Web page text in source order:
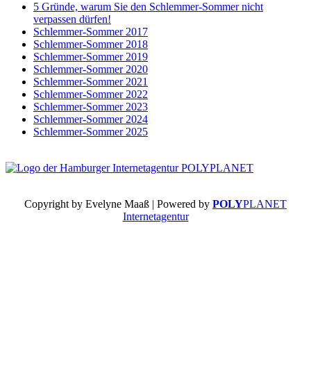
5 Gründe, warum Sie den Schlemmer-Sommer nicht
verpassen dürfen!
Schlemmer-Sommer 2017
Schlemmer-Sommer 2018
Schlemmer-Sommer 2019
Schlemmer-Sommer 2020
Schlemmer-Sommer 2021
Schlemmer-Sommer 2022
Schlemmer-Sommer 2023
Schlemmer-Sommer 2024
Schlemmer-Sommer 2025
Copyright by Evelyne Maaß | Powered by POLYPLANET
Internetagentur